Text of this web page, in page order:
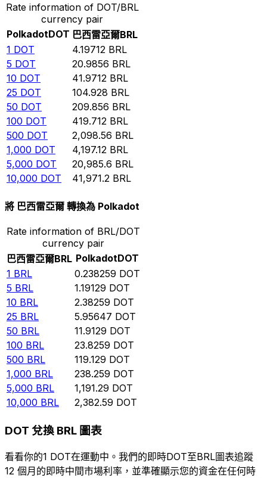
Rate information of DOT/BRL
currency pair
PolkadotDOT 巴西雷亞爾BRL
1 DOT 4.19712 BRL
5 DOT 20.9856 BRL
10 DOT 41.9712 BRL
25 DOT 104.928 BRL
50 DOT 209.856 BRL
100 DOT 419.712 BRL
500 DOT 2,098.56 BRL
1,000 DOT 4,197.12 BRL
5,000 DOT 20,985.6 BRL
10,000 DOT 41,971.2 BRL
將 巴西雷亞爾 轉換為 Polkadot
Rate information of BRL/DOT
currency pair
巴西雷亞爾BRL PolkadotDOT
1 BRL 0.238259 DOT
5 BRL 1.19129 DOT
10 BRL 2.38259 DOT
25 BRL 5.95647 DOT
50 BRL 11.9129 DOT
100 BRL 23.8259 DOT
500 BRL 119.129 DOT
1,000 BRL 238.259 DOT
5,000 BRL 1,191.29 DOT
10,000 BRL 2,382.59 DOT
DOT 兌換 BRL 圖表
看看你的1 DOT在運動中。我們的即時DOT至BRL圖表追蹤
12 個月的即時中間市場利率，並準確顯示您的資金在任何時